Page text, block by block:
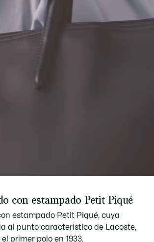
la mano o en bandolera
con estampado Petit Piqué
estampado Petit Piqué, cuya
al punto característico de Lacoste,
primer polo en 1933.